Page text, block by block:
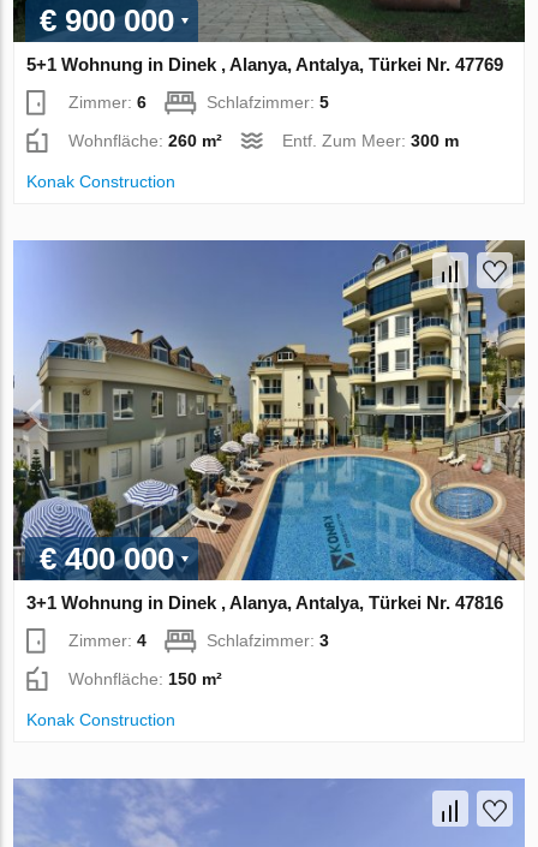
€ 900 000
5+1 Wohnung in Dinek , Alanya, Antalya, Türkei Nr. 47769
Zimmer:6 Schlafzimmer:5
Wohnfläche:260 m² Entf. Zum Meer:300 m
Konak Construction
€ 400 000
3+1 Wohnung in Dinek , Alanya, Antalya, Türkei Nr. 47816
Zimmer:4 Schlafzimmer:3
Wohnfläche:150 m²
Konak Construction